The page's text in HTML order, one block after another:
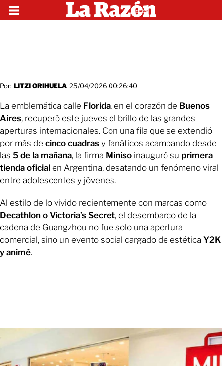
Por: LITZI ORIHUELA 25/04/2026 00:26:40
La emblemática calle Florida, en el corazón de Buenos
Aires, recuperó este jueves el brillo de las grandes
aperturas internacionales. Con una fila que se extendió
por más de cinco cuadras y fanáticos acampando desde
las 5 de la mañana, la firma Miniso inauguró su primera
tienda oficial en Argentina, desatando un fenómeno viral
entre adolescentes y jóvenes.
Al estilo de lo vivido recientemente con marcas como
Decathlon o Victoria’s Secret, el desembarco de la
cadena de Guangzhou no fue solo una apertura
comercial, sino un evento social cargado de estética Y2K
y animé.